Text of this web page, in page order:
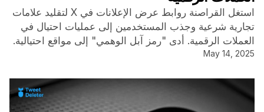
استغل القراصنة روابط عرض الإعلانات في X لتقليد علامات
تجارية شرعية وجذب المستخدمين إلى عمليات احتيال في
العملات الرقمية. أدى "رمز آبل الوهمي" إلى مواقع احتيالية.
May 14, 2025